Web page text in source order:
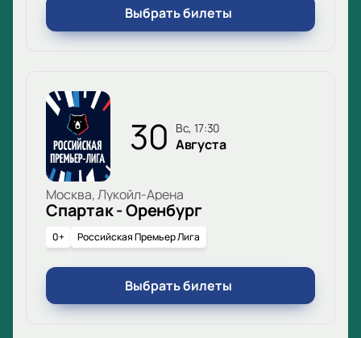
Выбрать билеты
30 вс, 17:30
Августа
Москва, Лукойл-Арена
Спартак - Оренбург
0+ Российская Премьер Лига
Выбрать билеты